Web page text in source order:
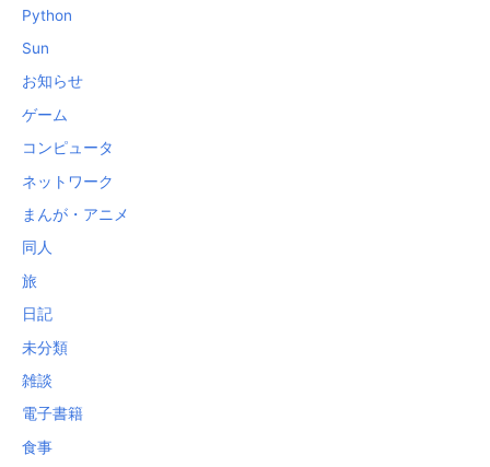
Python
Sun
お知らせ
ゲーム
コンピュータ
ネットワーク
まんが・アニメ
同人
旅
日記
未分類
雑談
電子書籍
食事